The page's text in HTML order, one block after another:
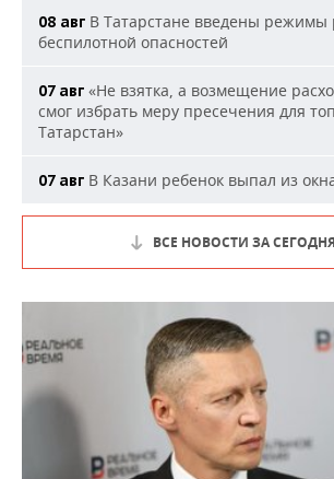
08 авг В Татарстане введены режимы
беспилотной опасностей
07 авг «Не взятка, а возмещение
смог избрать меру пресечения для
Татарстан»
07 авг В Казани ребенок выпал из
ВСЕ НОВОСТИ ЗА СЕГОДНЯ